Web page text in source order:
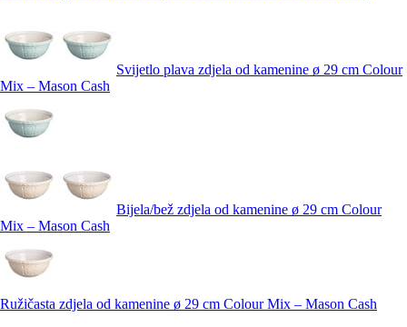
Svijetlo plava zdjela od kamenine ø 29 cm Colour
Mix – Mason Cash
Bijela/bež zdjela od kamenine ø 29 cm Colour
Mix – Mason Cash
Ružičasta zdjela od kamenine ø 29 cm Colour Mix – Mason Cash